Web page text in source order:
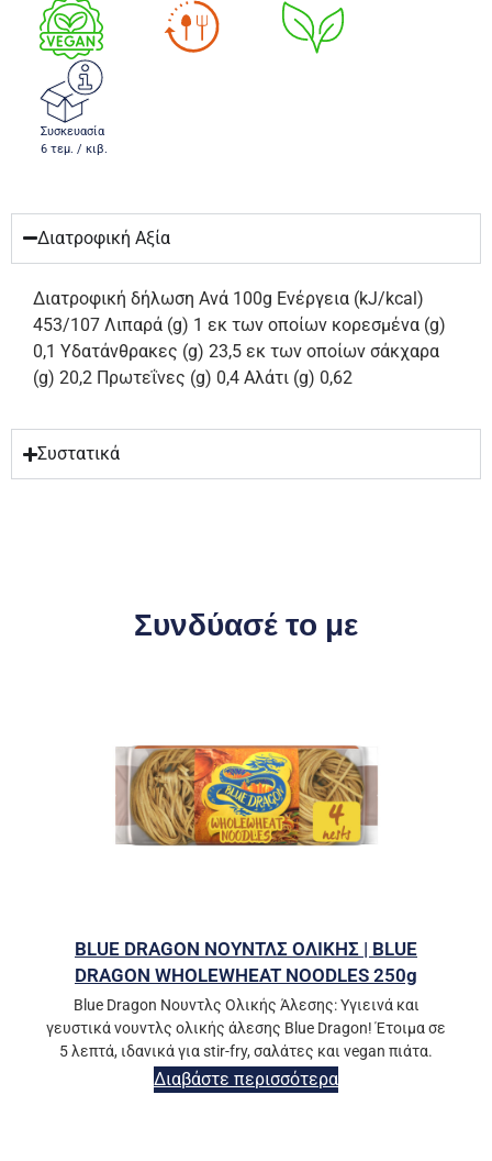
Συσκευασία
6 τεμ. / κιβ.
Διατροφική Αξία
Διατροφική δήλωση Ανά 100g Ενέργεια (kJ/kcal)
453/107 Λιπαρά (g) 1 εκ των οποίων κορεσμένα (g)
0,1 Υδατάνθρακες (g) 23,5 εκ των οποίων σάκχαρα
(g) 20,2 Πρωτεΐνες (g) 0,4 Αλάτι (g) 0,62
Συστατικά
Συνδύασέ το με
BLUE DRAGON ΝΟΥΝΤΛΣ ΟΛΙΚΗΣ | BLUE
DRAGON WHOLEWHEAT NOODLES 250g
Blue Dragon Νουντλς Ολικής Άλεσης: Υγιεινά και
γευστικά νουντλς ολικής άλεσης Blue Dragon! Έτοιμα σε
5 λεπτά, ιδανικά για stir-fry, σαλάτες και vegan πιάτα.
Διαβάστε περισσότερα